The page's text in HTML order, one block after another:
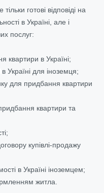
готові відповіді на
в Україні, але і
послуг:
квартири в Україні;
Україні для іноземця;
для придбання квартири
квартири та
купівлі-продажу
в Україні іноземцем;
житла.